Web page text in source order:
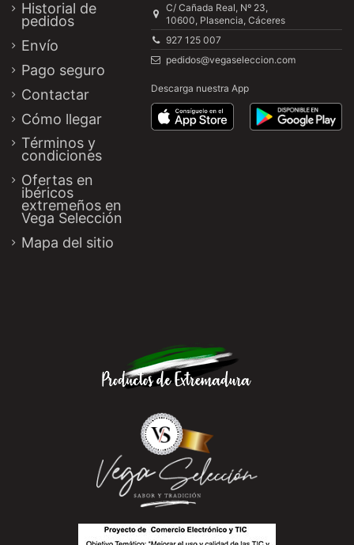
Historial de
pedidos
Envío
Pago seguro
Contactar
Cómo llegar
Términos y
condiciones
Ofertas en
ibéricos
extremeños en
Vega Selección
Mapa del sitio
C/ Cañada Real, Nº 23,
10600, Plasencia, Cáceres
927 125 007
pedidos@vegaseleccion.com
Descarga nuestra App